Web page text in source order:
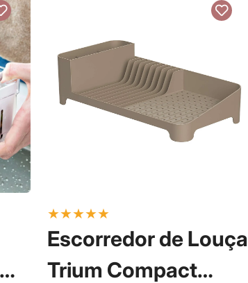
★★★★★
Escorredor de Louça
Trium Compact